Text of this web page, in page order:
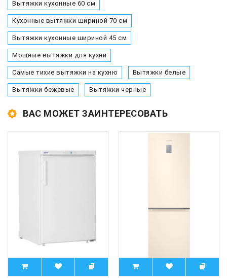
Вытяжки кухонные 60 см
Кухонные вытяжки шириной 70 см
Вытяжки кухонные шириной 45 см
Мощные вытяжки для кухни
Самые тихие вытяжки на кухню Вытяжки белые
Вытяжки бежевые Вытяжки черные
ВАС МОЖЕТ ЗАИНТЕРЕСОВАТЬ